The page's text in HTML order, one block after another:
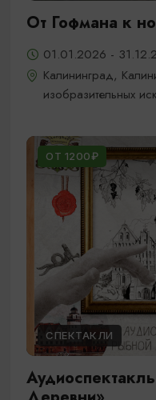
От Гофмана к
01.01.2026 -
Калининград,
изобразительных
ОТ 1200₽
СПЕКТАКЛИ